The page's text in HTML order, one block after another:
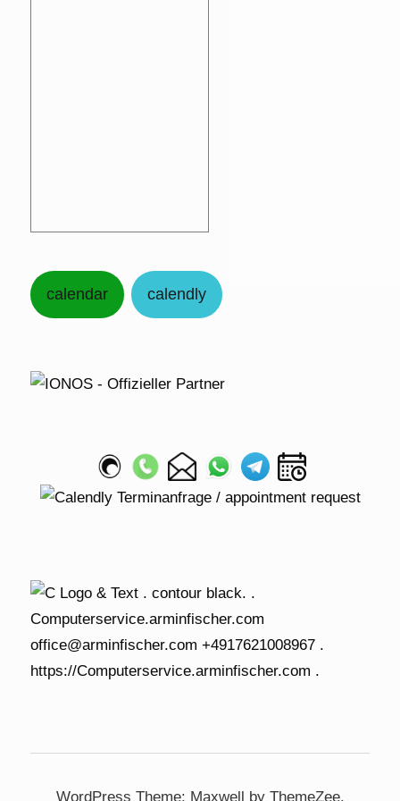
calendar calendly
WordPress Theme: Maxwell by ThemeZee.